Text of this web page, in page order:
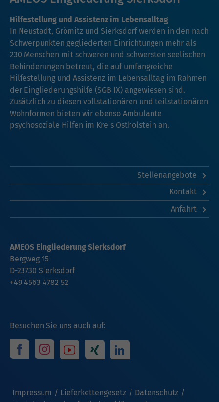
Hilfestellung und Assistenz im Lebensalltag
In Neustadt, Grömitz und Sierksdorf werden in den nach
Schwerpunkten gegliederten Einrichtungen mehr als
230 Menschen mit schweren und schwersten seelischen
Behinderungen betreut, die auf umfangreiche
Hilfestellung und Assistenz im Lebensalltag im Rahmen
der Eingliederungshilfe (SGB IX) angewiesen sind.
Zusätzlich zu diesen vollstationären und teilstationären
Wohnformen bieten wir ebenso Ambulante
psychosoziale Hilfen im Kreis Ostholstein an.
Stellenangebote
Kontakt
Anfahrt
Besuchen Sie uns auch auf:
Impressum Lieferkettengesetz
Datenschutz
AMEOS Eingliederung Sierksdorf
Bergweg 15
D-23730 Sierksdorf
+49 4563 4782 52